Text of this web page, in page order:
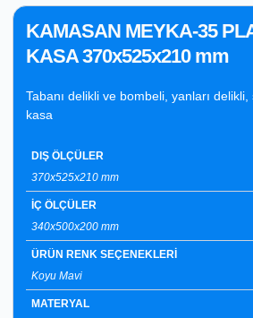
KAMASAN MEYKA-35
KASA 370x525x210 mm
Tabanı delikli ve bombeli, yanları delikli,
kasa
DIŞ ÖLÇÜLER
370x525x210 mm
İÇ ÖLÇÜLER
340x500x200 mm
ÜRÜN RENK SEÇENEKLERİ
Koyu Mavi
MATERYAL